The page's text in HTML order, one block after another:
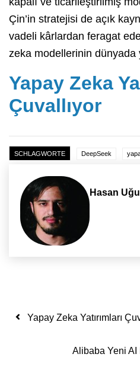
Çin’in stratejisi de açık
vadeli kârlardan feragat
zeka modellerinin dünyada
Yapay Zeka
Çuvallıyor
SCHLAGWORTE DeepSeek
Hasan
Yazı dolaşımı
Yapay Zeka Yatırımları
Alibaba Yeni AI